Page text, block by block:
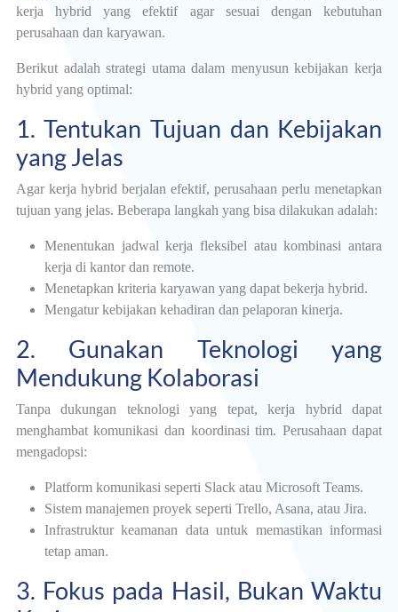
kerja hybrid yang efektif agar sesuai dengan kebutuhan
perusahaan dan karyawan.
Berikut adalah strategi utama dalam menyusun kebijakan kerja
hybrid yang optimal:
1. Tentukan Tujuan dan Kebijakan
yang Jelas
Agar kerja hybrid berjalan efektif, perusahaan perlu menetapkan
tujuan yang jelas. Beberapa langkah yang bisa dilakukan adalah:
Menentukan jadwal kerja fleksibel atau kombinasi antara
kerja di kantor dan remote.
Menetapkan kriteria karyawan yang dapat bekerja hybrid.
Mengatur kebijakan kehadiran dan pelaporan kinerja.
2. Gunakan Teknologi yang
Mendukung Kolaborasi
Tanpa dukungan teknologi yang tepat, kerja hybrid dapat
menghambat komunikasi dan koordinasi tim. Perusahaan dapat
mengadopsi:
Platform komunikasi seperti Slack atau Microsoft Teams.
Sistem manajemen proyek seperti Trello, Asana, atau Jira.
Infrastruktur keamanan data untuk memastikan informasi
tetap aman.
3. Fokus pada Hasil, Bukan Waktu